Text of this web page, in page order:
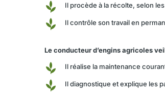
Il procède à la récolte, selon
Il contrôle son travail en
Le conducteur d’engins agricoles
Il réalise la maintenance
Il diagnostique et explique les